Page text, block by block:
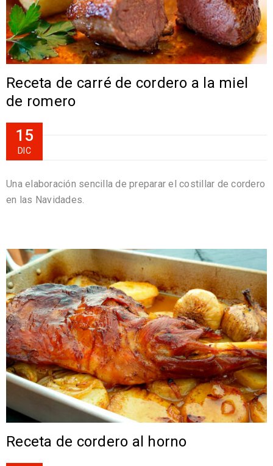
Receta de carré de cordero a la miel
de romero
15
DIC
Una elaboración sencilla de preparar el costillar de cordero
en las Navidades.
Receta de cordero al horno